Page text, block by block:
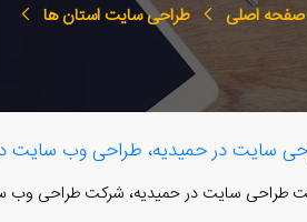
صفحه اصلی طراحی سایت استان ها
سایت در حمیدیه، طراحی وب سایت در
طراحی سایت در حمیدیه، شرکت طراحی وب